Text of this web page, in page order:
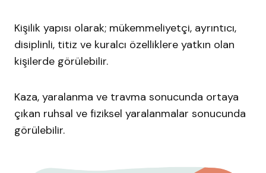
Kişilik yapısı olarak; mükemmeliyetçi, ayrıntıcı,
disiplinli, titiz ve kuralcı özelliklere yatkın olan
kişilerde görülebilir.
Kaza, yaralanma ve travma sonucunda ortaya
çıkan ruhsal ve fiziksel yaralanmalar sonucunda
görülebilir.